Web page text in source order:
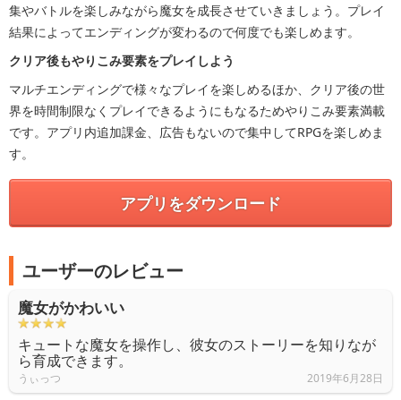
集やバトルを楽しみながら魔女を成長させていきましょう。プレイ
結果によってエンディングが変わるので何度でも楽しめます。
クリア後もやりこみ要素をプレイしよう
マルチエンディングで様々なプレイを楽しめるほか、クリア後の世
界を時間制限なくプレイできるようにもなるためやりこみ要素満載
です。アプリ内追加課金、広告もないので集中してRPGを楽しめま
す。
アプリをダウンロード
ユーザーのレビュー
魔女がかわいい
キュートな魔女を操作し、彼女のストーリーを知りなが
ら育成できます。
うぃっつ 2019年6月28日